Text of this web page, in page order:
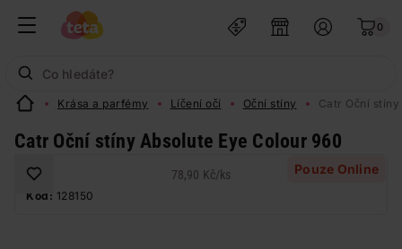
0
Krása a parfémy Líčení očí Oční stíny Catr Oční
Catr Oční stíny Absolute Eye Colour 960
Pouze Online
78,90 Kč/ks
Kód: 128150